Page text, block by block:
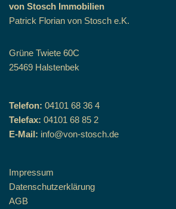
von Stosch Immobilien
Patrick Florian von Stosch e.K.
Grüne Twiete 60C
25469 Halstenbek
Telefon: 04101 68 36 4
Telefax: 04101 68 85 2
E-Mail: info@von-stosch.de
Impressum
Datenschutzerklärung
AGB